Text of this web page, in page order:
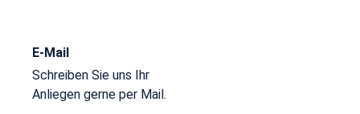
E-Mail
Schreiben Sie uns Ihr
Anliegen gerne per Mail.